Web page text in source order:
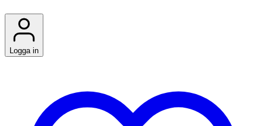
Logga in